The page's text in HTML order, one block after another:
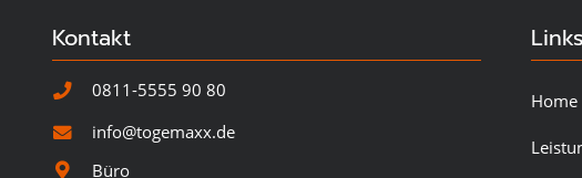
Kontakt
0811-5555 90 80
info@togemaxx.de
Büro
Links
Home